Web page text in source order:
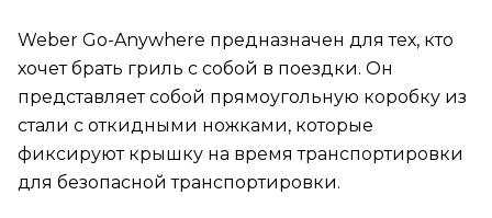
Weber Go-Anywhere предназначен для тех, кто
хочет брать гриль с собой в поездки. Он
представляет собой прямоугольную коробку из
стали с откидными ножками, которые
фиксируют крышку на время транспортировки
для безопасной транспортировки.